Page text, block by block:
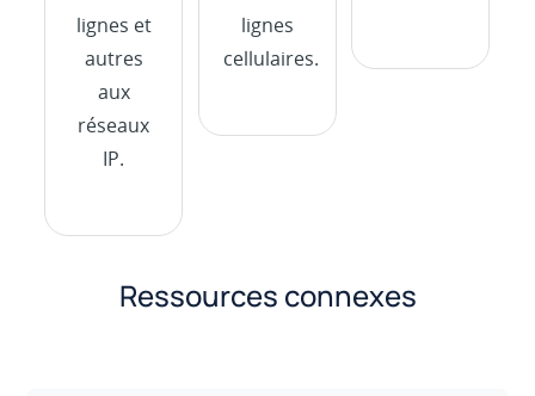
lignes et
autres
aux
réseaux
IP.
lignes
cellulaires.
Ressources connexes